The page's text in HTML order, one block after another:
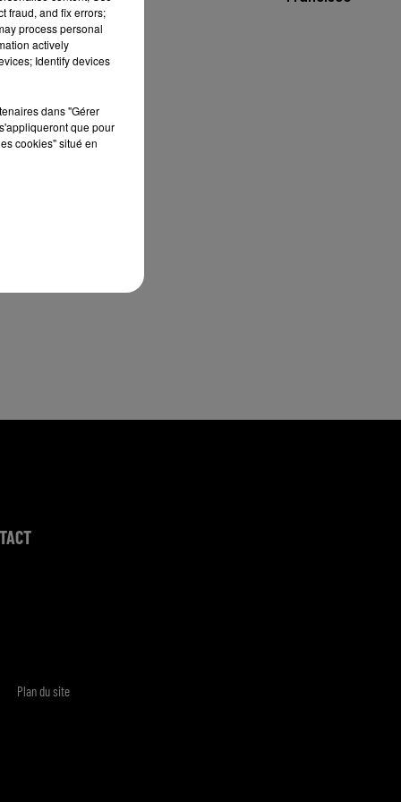
Vol 0/66
Plan du site
fraud, and fix errors;
process personal
actively
Identify devices
dans "Gérer
que pour
cookies" situé en